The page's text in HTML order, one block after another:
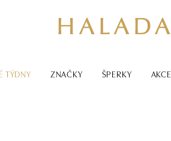
TÝDNY ZNAČKY ŠPERKY AKCE